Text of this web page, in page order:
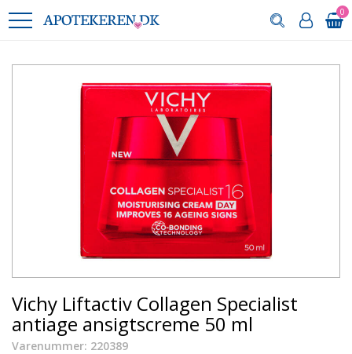
0
Vichy Liftactiv Collagen Specialist
antiage ansigtscreme 50 ml
Varenummer: 220389